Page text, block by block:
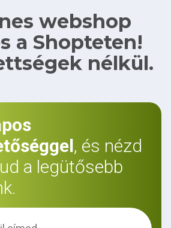
webshop
a Shopteten!
nélkül.
, és nézd
a legütősebb